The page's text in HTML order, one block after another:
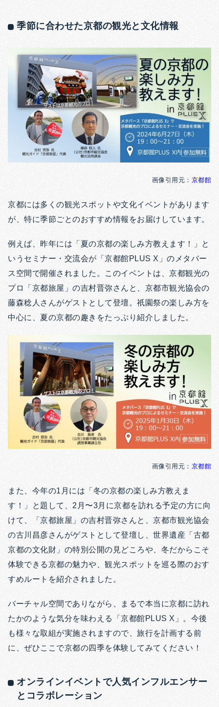
季節に合わせた京都の観光と文化情報
画像引用元： 京都館
京都には多くの観光スポットや文化イベントがあります
が、特に季節ごとのおすすめ情報をお届けしています。
例えば、昨年には「夏の京都の楽しみ方教えます！」と
いうセミナー・交流会が「京都館PLUS X」のメタバー
ス空間で開催されました。このイベントは、京都観光の
プロ「京都旅屋」の吉村晋弥さんと、京都市観光協会の
藤森稔人さんがゲストとして登壇。祇園祭の楽しみ方を
中心に、夏の京都の趣きをたっぷり紹介しました。
画像引用元： 京都館
また、今年の1月には「冬の京都の楽しみ方教えま
す！」と題して、2月〜3月に京都を訪れる予定の方に向
けて、「京都旅屋」の吉村晋弥さんと、京都市観光協会
の古川昌彦さんがゲストとして登壇し、世界遺産「古都
京都の文化財」の特別公開の見どころや、冬だからこそ
体験できる京都の魅力や、観光スポットを巡る際のおす
すめルートを紹介されました。
バーチャル空間でありながら、まるで本当に京都に訪れ
たかのような気分を味わえる「京都館PLUS X」。今後
も様々な取組が実施されますので、旅行を計画する前
に、ぜひここで京都の四季を体験してみてください！
オンラインイベントで人気インフルエンサー
とコラボレーション